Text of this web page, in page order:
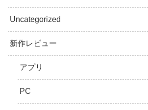
Uncategorized
新作レビュー
アプリ
PC